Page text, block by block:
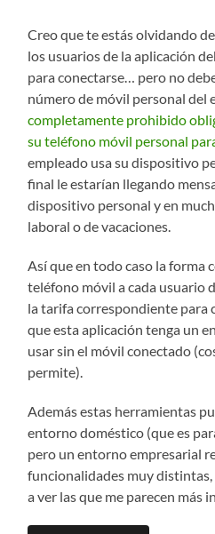
Creo que te estás olvidando
los usuarios de la aplicación
para conectarse… pero no
número de móvil personal del
completamente prohibido
su teléfono móvil personal
empleado usa su dispositivo
final le estarían llegando
dispositivo personal y en
laboral o de vacaciones.
Así que en todo caso la forma
teléfono móvil a cada usuario
la tarifa correspondiente para
que esta aplicación tenga un
usar sin el móvil conectado
permite).
Además estas herramientas
entorno doméstico (que es
pero un entorno empresarial
funcionalidades muy
a ver las que me parecen más